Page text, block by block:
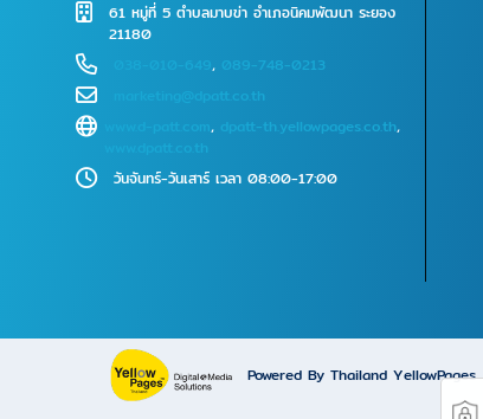
61 หมู่ที่ 5 ตำบลมาบข่า อำเภอนิคมพัฒนา ระยอง
21180
, 089-748-0213
marketing@dpatt.co.th
www.d-patt.com, dpatt-th.yellowpages.co.th,
www.dpatt.co.th
วันจันทร์-วันเสาร์ เวลา 08:00-17:00
Powered By Thailand YellowPages